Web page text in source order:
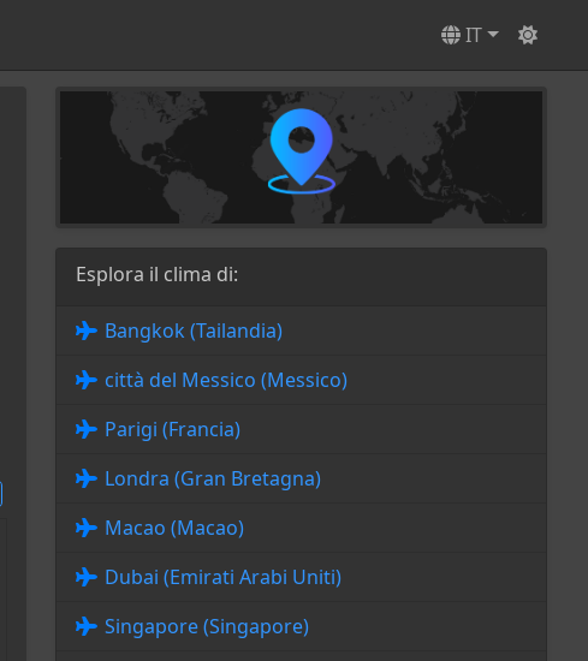
IT
Esplora il clima di:
Bangkok (Tailandia)
città del Messico (Messico)
Parigi (Francia)
Londra (Gran Bretagna)
Macao (Macao)
Dubai (Emirati Arabi Uniti)
Singapore (Singapore)